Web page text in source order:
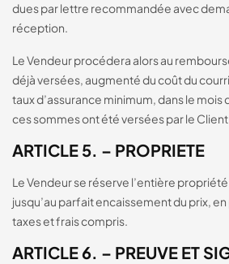
dues par lettre recommandée avec
réception.
Le Vendeur procédera alors au
déjà versées, augmenté du coût du
taux d’assurance minimum, dans le mois
ces sommes ont été versées par le
ARTICLE 5. – PROPRIETE
Le Vendeur se réserve l’entière
jusqu’au parfait encaissement du prix,
taxes et frais compris.
ARTICLE 6. – PREUVE ET